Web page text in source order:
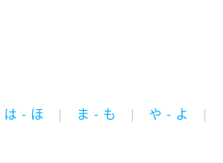
は - ほ ま - も や - よ